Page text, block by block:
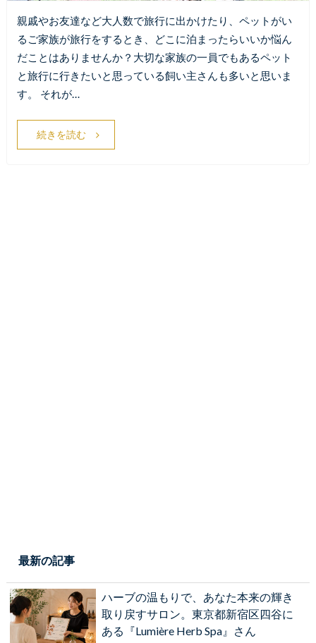
親戚やお友達など大人数で旅行に出かけたり、ペットがい
るご家族が旅行をするとき、どこに泊まったらいいか悩ん
だことはありませんか？大切な家族の一員でもあるペット
と旅行に行きたいと思っている飼い主さんも多いと思いま
す。 それが…
続きを読む
最新の記事
ハーブの温もりで、あなた本来の輝き
取り戻すサロン。東京都新宿区四谷に
ある『Lumière Herb Spa』さん